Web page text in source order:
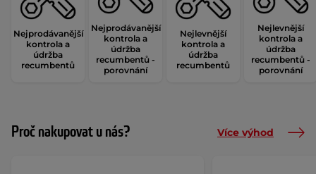
Nejprodávanější
kontrola a
údržba
recumbentů
Nejprodávanější
kontrola a
údržba
recumbentů -
porovnání
Nejlevnější
kontrola a
údržba
recumbentů
Nejlevnější
kontrola a
údržba
recumbentů -
porovnání
Proč nakupovat u nás? Více výhod